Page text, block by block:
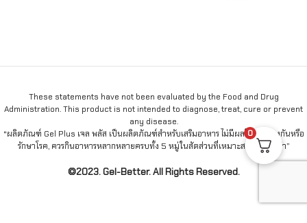
These statements have not been evaluated by the Food and Drug
Administration. This product is not intended to diagnose, treat, cure or prevent
any disease.
“ผลิตภัณฑ์ Gel Plus เจล พลัส เป็นผลิตภัณฑ์สำหรับเสริมอาหาร ไม่มีผลในการป้องกันหรือ
รักษาโรค, ควรกินอาหารหลากหลายครบทั้ง 5 หมู่ในสัดส่วนที่เหมาะสมเป็นประจำ”
©2023. Gel-Better. All Rights Reserved.
0